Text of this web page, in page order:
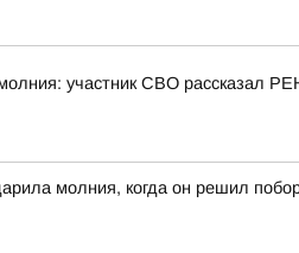
участник СВО рассказал
молния, когда он решил